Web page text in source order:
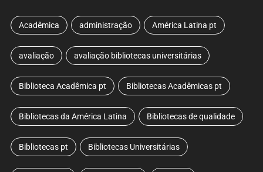
Acadêmica administração América Latina pt
avaliação avaliação bibliotecas universitárias
Biblioteca Acadêmica pt Bibliotecas Acadêmicas pt
Bibliotecas da América Latina Bibliotecas de qualidade
Bibliotecas pt Bibliotecas Universitárias